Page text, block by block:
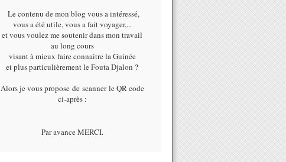
Le contenu de mon blog vous a intéressé,
vous a été utile, vous a fait voyager,...
et vous voulez me soutenir dans mon travail
au long cours
visant à mieux faire connaitre la Guinée
et plus particulièrement le Fouta Djalon ?
Alors je vous propose de scanner le QR code
ci-après :
Par avance MERCI.